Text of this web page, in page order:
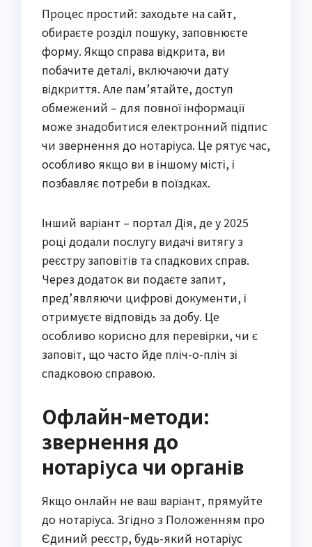
Процес простий: заходьте на сайт,
обираєте розділ пошуку, заповнюєте
форму. Якщо справа відкрита, ви
побачите деталі, включаючи дату
відкриття. Але пам’ятайте, доступ
обмежений – для повної інформації
може знадобитися електронний підпис
чи звернення до нотаріуса. Це рятує час,
особливо якщо ви в іншому місті, і
позбавляє потреби в поїздках.
Інший варіант – портал Дія, де у 2025
році додали послугу видачі витягу з
реєстру заповітів та спадкових справ.
Через додаток ви подаєте запит,
пред’являючи цифрові документи, і
отримуєте відповідь за добу. Це
особливо корисно для перевірки, чи є
заповіт, що часто йде пліч-о-пліч зі
спадковою справою.
Офлайн-методи:
звернення до
нотаріуса чи органів
Якщо онлайн не ваш варіант, прямуйте
до нотаріуса. Згідно з Положенням про
Єдиний реєстр, будь-який нотаріус